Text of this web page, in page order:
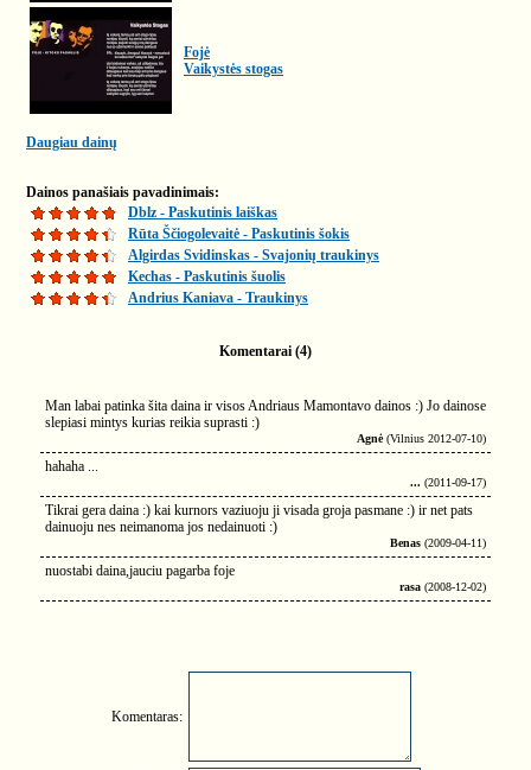
Fojė
Vaikystės stogas
Daugiau dainų
Dainos panašiais pavadinimais:
Dblz - Paskutinis laiškas
Rūta Ščiogolevaitė - Paskutinis šokis
Algirdas Svidinskas - Svajonių traukinys
Kechas - Paskutinis šuolis
Andrius Kaniava - Traukinys
Komentarai (4)
Man labai patinka šita daina ir visos Andriaus Mamontavo dainos :) Jo dainose
slepiasi mintys kurias reikia suprasti :)
Agnė(Vilnius 2012-07-10)
hahaha ...
... (2011-09-17)
Tikrai gera daina :) kai kurnors vaziuoju ji visada groja pasmane :) ir net pats
dainuoju nes neimanoma jos nedainuoti :)
Benas (2009-04-11)
nuostabi daina,jauciu pagarba foje
rasa (2008-12-02)
Komentaras: